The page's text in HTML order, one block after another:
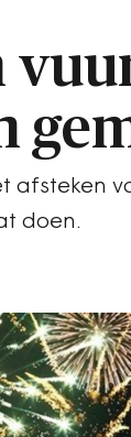
afsteken
doen.